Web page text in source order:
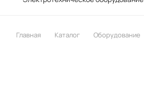
Главная Каталог Оборудование